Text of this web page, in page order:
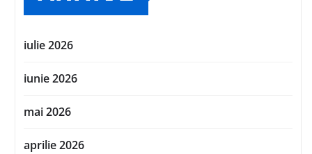
iulie 2026
iunie 2026
mai 2026
aprilie 2026